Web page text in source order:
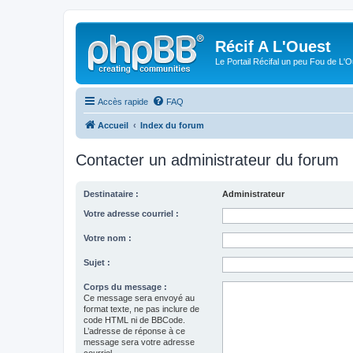
Récif A L'Ouest
Le Portail Récifal un peu Fou de
Accès rapide FAQ
Accueil Index du forum
Contacter un administrateur du forum
Destinataire : Administrateur
Votre adresse courriel :
Votre nom :
Sujet :
Corps du message :
Ce message sera envoyé au
format texte, ne pas inclure de
code HTML ni de BBCode.
L’adresse de réponse à ce
message sera votre adresse